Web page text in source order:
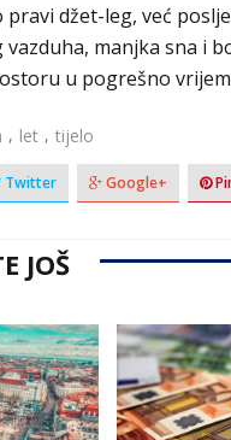
džet-leg, već
vazduha, manjka sna i
u pogrešno
, let , tijelo
Twitter Google+
JOŠ